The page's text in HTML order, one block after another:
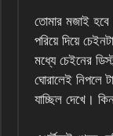
তোমার মজাই
পরিয়ে দিয়ে
মধ্যে চেইনের
ঘোরালেই নিপলে
যাচ্ছিল দেখে।